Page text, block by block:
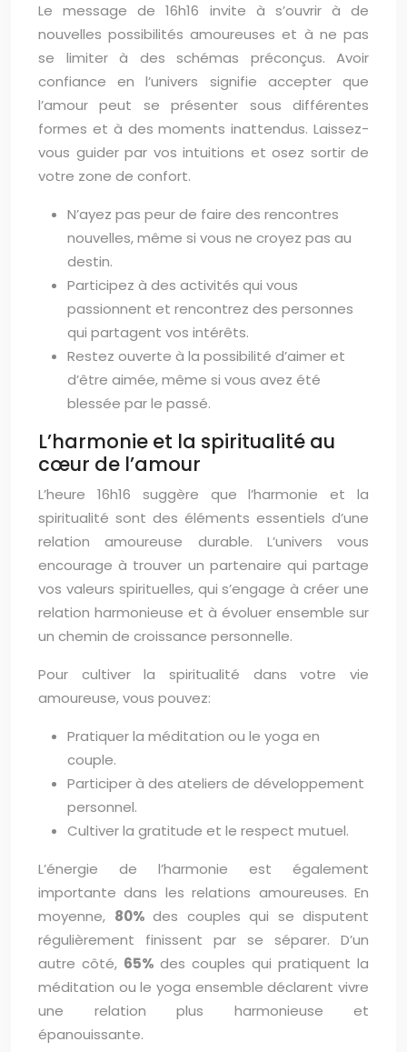
Le message de 16h16 invite à s’ouvrir à de
nouvelles possibilités amoureuses et à ne pas
se limiter à des schémas préconçus. Avoir
confiance en l’univers signifie accepter que
l’amour peut se présenter sous différentes
formes et à des moments inattendus. Laissez-
vous guider par vos intuitions et osez sortir de
votre zone de confort.
N’ayez pas peur de faire des rencontres
nouvelles, même si vous ne croyez pas au
destin.
Participez à des activités qui vous
passionnent et rencontrez des personnes
qui partagent vos intérêts.
Restez ouverte à la possibilité d’aimer et
d’être aimée, même si vous avez été
blessée par le passé.
L’harmonie et la spiritualité au
cœur de l’amour
L’heure 16h16 suggère que l’harmonie et la
spiritualité sont des éléments essentiels d’une
relation amoureuse durable. L’univers vous
encourage à trouver un partenaire qui partage
vos valeurs spirituelles, qui s’engage à créer une
relation harmonieuse et à évoluer ensemble sur
un chemin de croissance personnelle.
Pour cultiver la spiritualité dans votre vie
amoureuse, vous pouvez:
Pratiquer la méditation ou le yoga en
couple.
Participer à des ateliers de développement
personnel.
Cultiver la gratitude et le respect mutuel.
L’énergie de l’harmonie est également
importante dans les relations amoureuses. En
moyenne, 80% des couples qui se disputent
régulièrement finissent par se séparer. D’un
autre côté, 65% des couples qui pratiquent la
méditation ou le yoga ensemble déclarent vivre
une relation plus harmonieuse et
épanouissante.